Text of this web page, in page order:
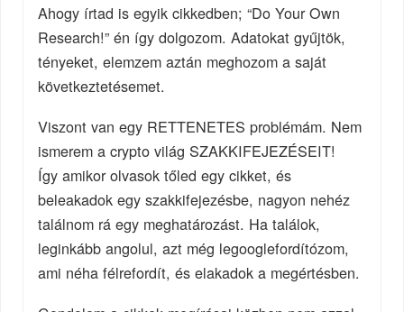
Ahogy írtad is egyik cikkedben; “Do Your Own
Research!” én így dolgozom. Adatokat gyűjtök,
tényeket, elemzem aztán meghozom a saját
következtetésemet.
Viszont van egy RETTENETES problémám. Nem
ismerem a crypto világ SZAKKIFEJEZÉSEIT!
Így amikor olvasok tőled egy cikket, és
beleakadok egy szakkifejezésbe, nagyon nehéz
találnom rá egy meghatározást. Ha találok,
leginkább angolul, azt még legooglefordítózom,
ami néha félrefordít, és elakadok a megértésben.